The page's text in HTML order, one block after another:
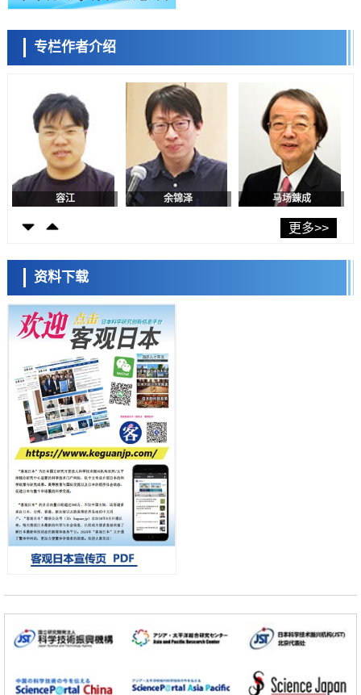
日本修订首都直下型地震紧急对策：目标为死亡人数至少减半，重点强
科学研究
福井大学发现细胞记忆过往并抑制反应的机制，阐明即便DNA相同反应
迥异之谜
神户大学确认口服癌症疫苗B440单药给药的安全性，在转移性尿路上皮
癌患者中开展临床试验
政策
日本发布《令和8年版科学技术与创新白皮书》，解读第七期基本计划
首年度政策方向
科学研究
东京大学发现可诱导细胞死亡的新型信使物质
科学研究
东京都健康长寿医疗中心跨器官揭示衰老过程中的糖链变化
产总研无需石油利用松脂制备石墨前驱体，可作为电池电极材料
科学研究
东京大学和海上保安厅等发现南海海槽沿线板块边界锁定状态存在区域
差异
政策
日本第2次医疗研究开发调整费，根据一线实际情况和需求分配99.3亿
日元
科学研究
千叶大学鉴定出导致难治性疾病“肺高血压症”恶化的蛋白质“MYL9/12”，
会引发血管结构恶化
科学研究
京都大学高效生成光的构成单元“光子”，可应用于量子计算机
科学研究
开发出300亿年仅误差1秒的光晶格钟，构建网络将其打造为下一代社会
基础设施
经济・社会
日本成立“以人为本AI联盟”——力争借助AI拓展社会公众创造力，依托
产学合作推进研发
科学研究
立教大学在试管内构建长链人工基因组DNA自我复制系统，有望实现携
带大量基因的人工细胞
政策
展研究
科学研究
专栏作者介绍
容江 余锦泽 马场錬成
日本科学未来馆 科学交
小岩井忠道 泷川 进
更多>>
资料下载